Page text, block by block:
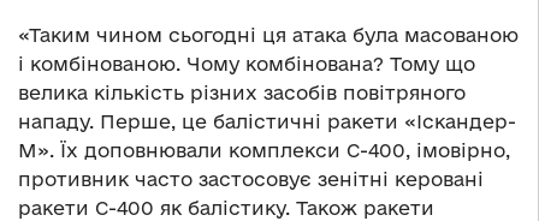
«Таким чином сьогодні ця атака була масованою
і комбінованою. Чому комбінована? Тому що
велика кількість різних засобів повітряного
нападу. Перше, це балістичні ракети «Іскандер-
М». Їх доповнювали комплекси С-400, імовірно,
противник часто застосовує зенітні керовані
ракети С-400 як балістику. Також ракети